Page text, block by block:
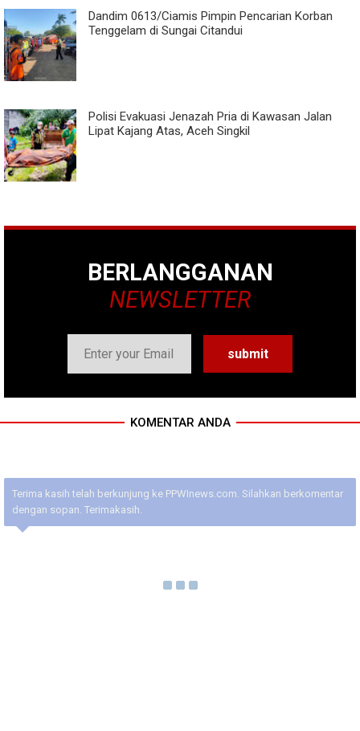
Dandim 0613/Ciamis Pimpin Pencarian Korban
Tenggelam di Sungai Citandui
Polisi Evakuasi Jenazah Pria di Kawasan Jalan
Lipat Kajang Atas, Aceh Singkil
BERLANGGANAN
NEWSLETTER
KOMENTAR ANDA
Terima kasih telah berkunjung ke PPWInews.com. Silahkan berkomentar
dengan sopan. Terimakasih.